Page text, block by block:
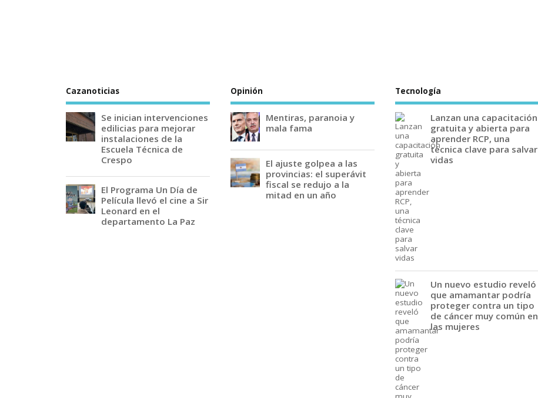
Cazanoticias
Se inician intervenciones
edilicias para mejorar
instalaciones de la
Escuela Técnica de
Crespo
El Programa Un Día de
Película llevó el cine a Sir
Leonard en el
departamento La Paz
Opinión
Mentiras, paranoia y
mala fama
El ajuste golpea a las
provincias: el superávit
fiscal se redujo a la
mitad en un año
Tecnología
Lanzan una capacitación
gratuita y abierta para
aprender RCP, una
técnica clave para salvar
vidas
Un nuevo estudio reveló
que amamantar podría
proteger contra un tipo
de cáncer muy común en
las mujeres